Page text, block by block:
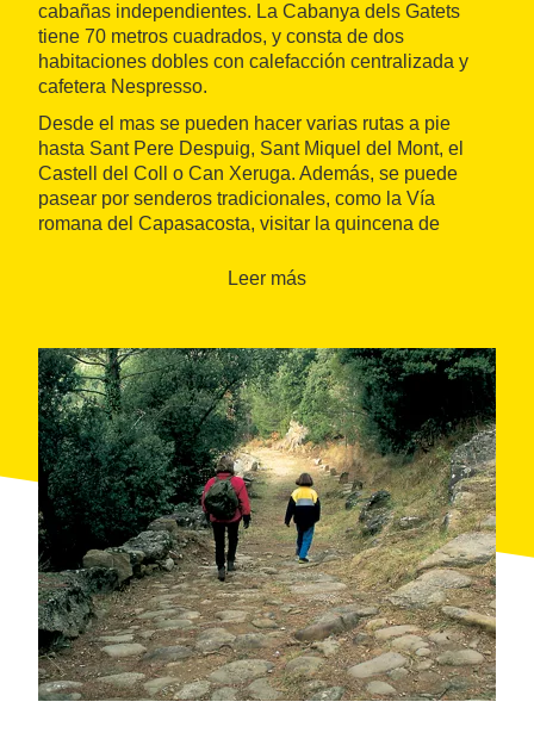
cabañas independientes. La Cabanya dels Gatets
tiene 70 metros cuadrados, y consta de dos
habitaciones dobles con calefacción centralizada y
cafetera Nespresso.
Desde el mas se pueden hacer varias rutas a pie
hasta Sant Pere Despuig, Sant Miquel del Mont, el
Castell del Coll o Can Xeruga. Además, se puede
pasear por senderos tradicionales, como la Vía
romana del Capasacosta, visitar la quincena de
Leer más